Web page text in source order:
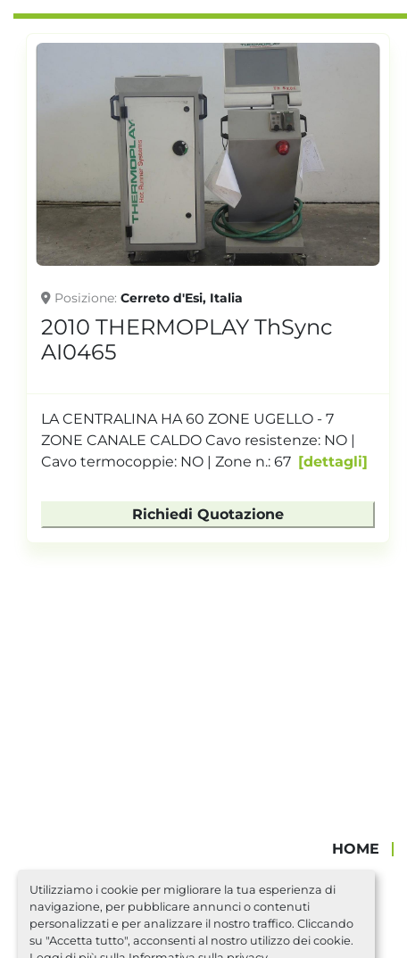
Utilizziamo i cookie per migliorare la tua esperienza di
navigazione, per pubblicare annunci o contenuti
personalizzati e per analizzare il nostro traffico. Cliccando
su "Accetta tutto", acconsenti al nostro utilizzo dei cookie.
Posizione Cerreto d'Esi, Italia
2010 THERMOPLAY ThSync
AI0465
LA CENTRALINA HA 60 ZONE UGELLO - 7
ZONE CANALE CALDO Cavo resistenze: NO |
Cavo termocoppie: NO | Zone n.: 67
dettagli
Richiedi Quotazione
HOME